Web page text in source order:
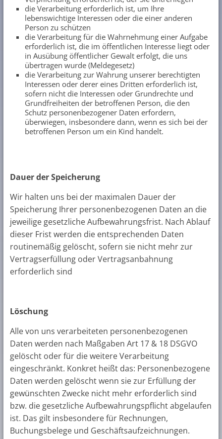
die Verarbeitung erforderlich ist, um Ihre
lebenswichtige Interessen oder die einer anderen
Person zu schützen
die Verarbeitung für die Wahrnehmung einer Aufgabe
erforderlich ist, die im öffentlichen Interesse liegt oder
in Ausübung öffentlicher Gewalt erfolgt, die uns
übertragen wurde (Meldegesetz)
die Verarbeitung zur Wahrung unserer berechtigten
Interessen oder derer eines Dritten erforderlich ist,
sofern nicht die Interessen oder Grundrechte und
Grundfreiheiten der betroffenen Person, die den
Schutz personenbezogener Daten erfordern,
überwiegen, insbesondere dann, wenn es sich bei der
betroffenen Person um ein Kind handelt.
Dauer der Speicherung
Wir halten uns bei der maximalen Dauer der
Speicherung Ihrer personenbezogenen Daten an die
jeweilige gesetzliche Aufbewahrungsfrist. Nach Ablauf
dieser Frist werden die entsprechenden Daten
routinemäßig gelöscht, sofern sie nicht mehr zur
Vertragserfüllung oder Vertragsanbahnung
erforderlich sind
Löschung
Alle von uns verarbeiteten personenbezogenen
Daten werden nach Maßgaben Art 17 & 18 DSGVO
gelöscht oder für die weitere Verarbeitung
eingeschränkt. Konkret heißt das: Personenbezogene
Daten werden gelöscht wenn sie zur Erfüllung der
gewünschten Zwecke nicht mehr erforderlich sind
bzw. die gesetzliche Aufbewahrungspflicht abgelaufen
ist. Das gilt insbesondere für Rechnungen,
Buchungsbelege und Geschäftsaufzeichnungen.